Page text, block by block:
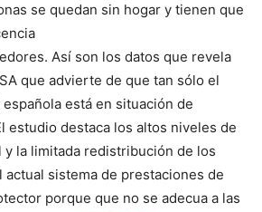
se quedan sin hogar y tienen que
Así son los datos que revela
que advierte de que tan sólo el
está en situación de
estudio destaca los altos niveles de
y la limitada redistribución de los
actual sistema de prestaciones de
porque que no se adecua a las